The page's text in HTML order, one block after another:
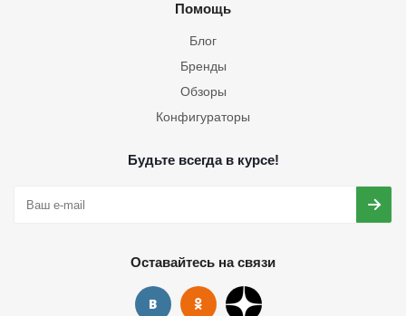
Помощь
Блог
Бренды
Обзоры
Конфигураторы
Будьте всегда в курсе!
Оставайтесь на связи